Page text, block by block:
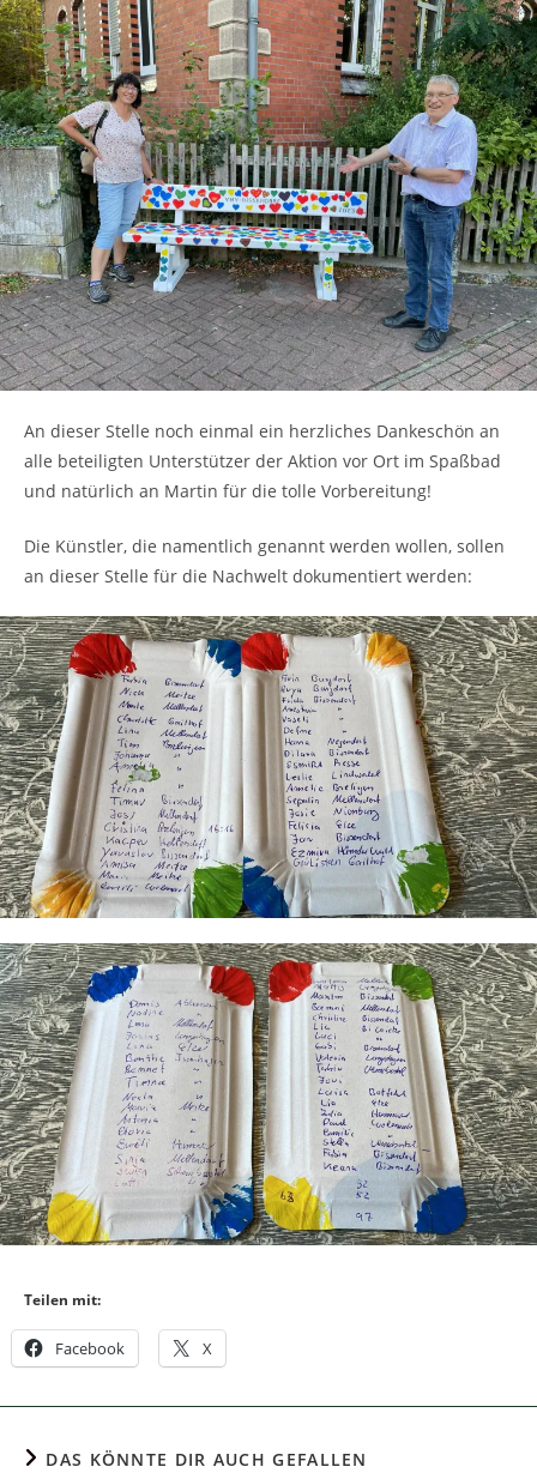
An dieser Stelle noch einmal ein herzliches Dankeschön an
alle beteiligten Unterstützer der Aktion vor Ort im Spaßbad
und natürlich an Martin für die tolle Vorbereitung!
Die Künstler, die namentlich genannt werden wollen, sollen
an dieser Stelle für die Nachwelt dokumentiert werden:
Teilen mit:
Facebook X
DAS KÖNNTE DIR AUCH GEFALLEN